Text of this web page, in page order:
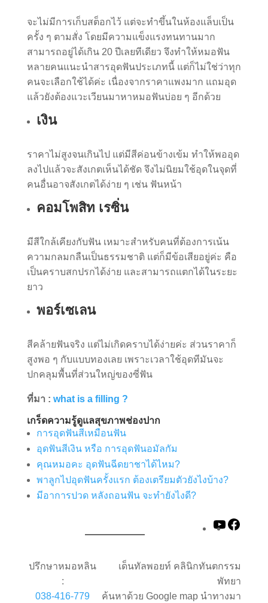
จะไม่มีการเก็บสต็อกไว้ แต่จะทำขึ้นในห้องแล็บเป็น
ครั้ง ๆ ตามสั่ง โดยมีความแข็งแรงทนทานมาก
สามารถอยู่ได้เกิน 20 ปีเลยทีเดียว จึงทำให้หมอฟัน
หลายคนแนะนำสารอุดฟันประเภทนี้ แต่ก็ไม่ใช่ว่าทุก
คนจะเลือกใช้ได้ค่ะ เนื่องจากราคาแพงมาก แถมอุด
แล้วยังต้องแวะเวียนมาหาหมอฟันบ่อย ๆ อีกด้วย
เงิน
ราคาไม่สูงจนเกินไป แต่มีสีค่อนข้างเข้ม ทำให้พออุด
ลงไปแล้วจะสังเกตเห็นได้ชัด จึงไม่นิยมใช้อุดในจุดที่
คนอื่นอาจสังเกตได้ง่าย ๆ เช่น ฟันหน้า
คอมโพสิท เรซิ่น
มีสีใกล้เคียงกับฟัน เหมาะสำหรับคนที่ต้องการเน้น
ความกลมกลืนเป็นธรรมชาติ แต่ก็มีข้อเสียอยู่ค่ะ คือ
เป็นคราบสกปรกได้ง่าย และสามารถแตกได้ในระยะ
ยาว
พอร์เซเลน
สีคล้ายฟันจริง แต่ไม่เกิดคราบได้ง่ายค่ะ ส่วนราคาก็
สูงพอ ๆ กับแบบทองเลย เพราะเวลาใช้อุดทีมันจะ
ปกคลุมพื้นที่ส่วนใหญ่ของซี่ฟัน
ที่มา : what is a filling ?
เกร็ดความรู้ดูแลสุขภาพช่องปาก
การอุดฟันสีเหมือนฟัน
อุดฟันสีเงิน หรือ การอุดฟันอมัลกัม
คุณหมอคะ อุดฟันฉีดยาชาได้ไหม?
พาลูกไปอุดฟันครั้งแรก ต้องเตรียมตัวยังไงบ้าง?
มีอาการปวด หลังถอนฟัน จะทำยังไงดี?
YouTube
ปรึกษาหมอหลิน
:
038-416-779
เด็นทัลพอยท์ คลินิกทันตกรรม
พัทยา
ค้นหาด้วย Google map นำทางมา